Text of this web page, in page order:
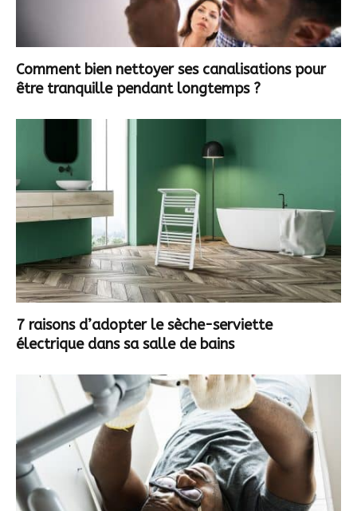
Comment bien nettoyer ses canalisations pour
être tranquille pendant longtemps ?
7 raisons d’adopter le sèche-serviette
électrique dans sa salle de bains